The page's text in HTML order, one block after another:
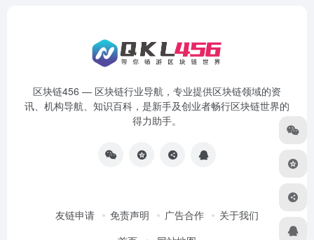
区块链456 — 区块链行业导航，专业提供区块链领域的资
讯、机构导航、知识百科，是新手及创业者畅行区块链世界的
得力助手。
友链申请 免责声明 广告合作
关于我们